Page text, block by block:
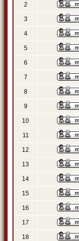
2
3
4
5
6
7
8
9
10
11
12
13
14
15
16
17
18